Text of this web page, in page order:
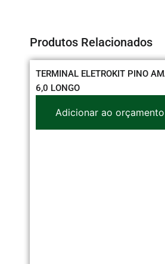
Produtos Relacionados
TERMINAL ELETROKIT PINO
6,0 LONGO
Adicionar ao orçamento